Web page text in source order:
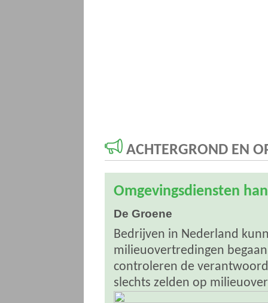
ACHTERGROND EN
Omgevingsdiensten
De Groene
Bedrijven in Nederland
milieuovertredingen
controleren de
slechts zelden op